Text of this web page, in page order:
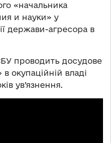
«начальника
и науки» у
держави-агресора в
проводить досудове
в окупаційній владі
ув’язнення.